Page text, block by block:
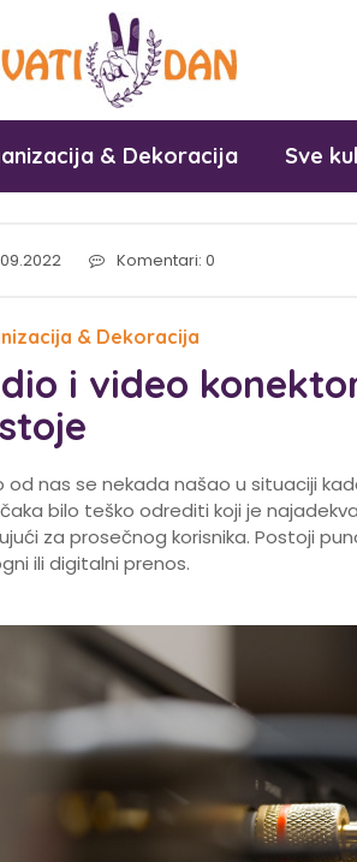
& Dekoracija Sve
Komentari: 0
& Dekoracija
i video
od nas se nekada našao u situaciji
bilo teško odrediti koji je
za prosečnog korisnika. Postoji
ili digitalni prenos.